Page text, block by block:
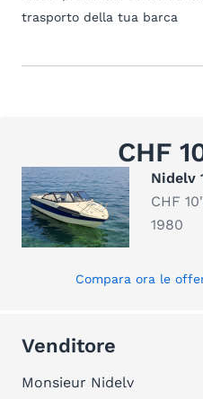
trasporto della tua barca
CHF
Nidelv
CHF
1980
Compara ora le
Venditore
Monsieur Nidelv